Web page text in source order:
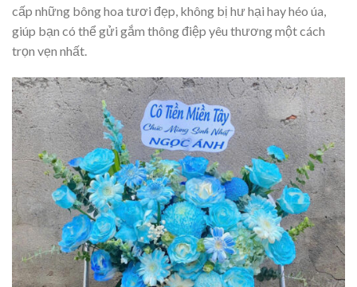
cấp những bông hoa tươi đẹp, không bị hư hại hay héo úa,
giúp bạn có thể gửi gắm thông điệp yêu thương một cách
trọn vẹn nhất.